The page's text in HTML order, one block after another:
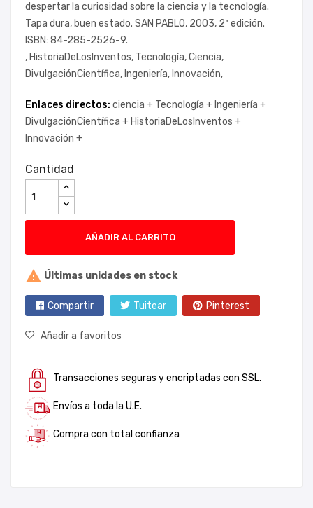
despertar la curiosidad sobre la ciencia y la tecnología.
Tapa dura, buen estado. SAN PABLO, 2003, 2ª edición.
ISBN: 84-285-2526-9.
, HistoriaDeLosInventos, Tecnología, Ciencia,
DivulgaciónCientífica, Ingeniería, Innovación,
Enlaces directos: ciencia + Tecnología + Ingeniería +
DivulgaciónCientífica + HistoriaDeLosInventos +
Innovación +
Cantidad
AÑADIR AL CARRITO
 Últimas unidades en stock
Compartir Tuitear Pinterest
Añadir a favoritos
Transacciones seguras y encriptadas con SSL.
Envíos a toda la U.E.
Compra con total confianza